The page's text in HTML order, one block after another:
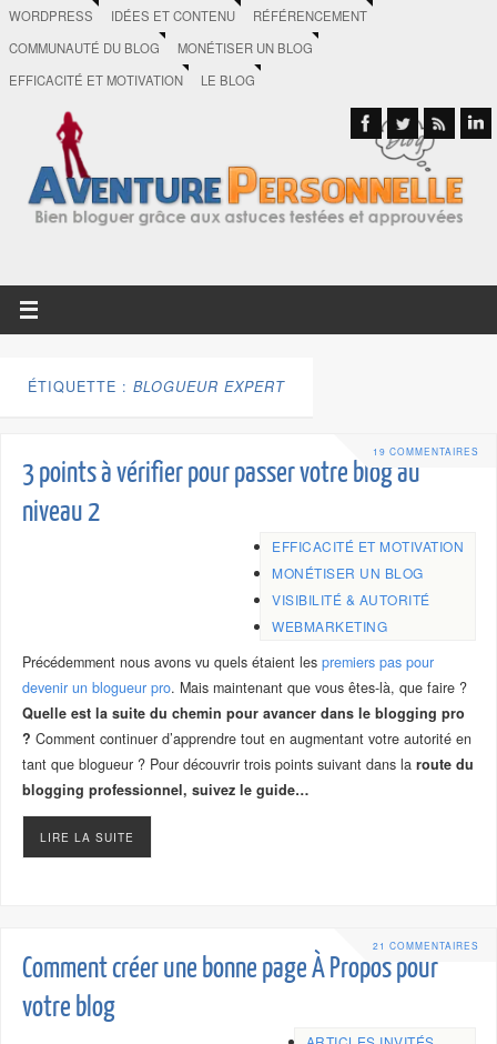
WORDPRESS IDÉES ET CONTENU
RÉFÉRENCEMENT
COMMUNAUTÉ DU BLOG
MONÉTISER UN BLOG
EFFICACITÉ ET MOTIVATION
LE BLOG
ÉTIQUETTE : BLOGUEUR EXPERT
19 COMMENTAIRES
3 points à vérifier pour passer votre blog au
niveau 2
EFFICACITÉ ET MOTIVATION
MONÉTISER UN BLOG
VISIBILITÉ & AUTORITÉ
WEBMARKETING
Précédemment nous avons vu quels étaient les premiers pas pour
devenir un blogueur pro. Mais maintenant que vous êtes-là, que faire ?
Quelle est la suite du chemin pour avancer dans le blogging pro
? Comment continuer d’apprendre tout en augmentant votre autorité en
tant que blogueur ? Pour découvrir trois points suivant dans la route du
blogging professionnel, suivez le guide…
LIRE LA SUITE
21 COMMENTAIRES
Comment créer une bonne page À Propos pour
votre blog